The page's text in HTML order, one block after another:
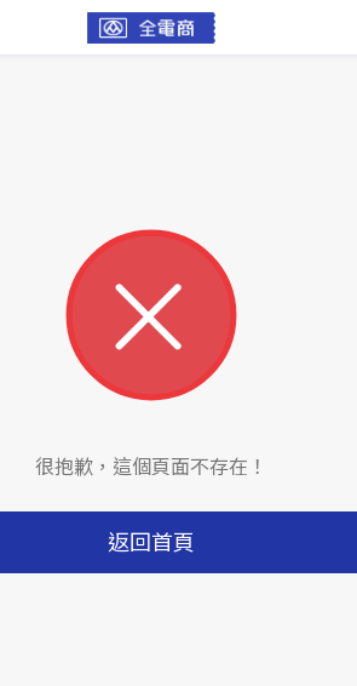
很抱歉，這個頁面不存在！
返回首頁